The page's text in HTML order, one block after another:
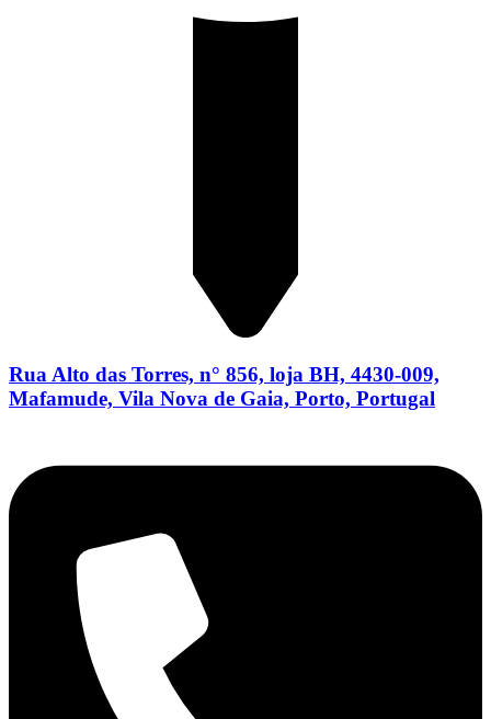
Rua Alto das Torres, n° 856, loja BH, 4430-009,
Mafamude, Vila Nova de Gaia, Porto, Portugal